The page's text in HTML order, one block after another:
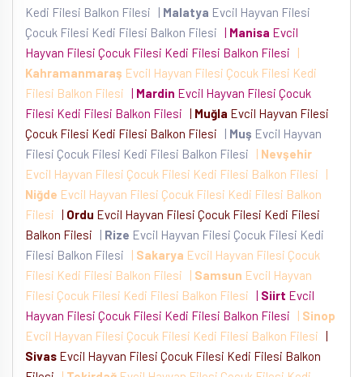
Kedi Filesi Balkon Filesi
| Malatya Evcil Hayvan Filesi
Çocuk Filesi Kedi Filesi Balkon Filesi | Manisa Evcil
Hayvan Filesi Çocuk Filesi Kedi Filesi Balkon Filesi
|
Kahramanmaraş Evcil Hayvan Filesi Çocuk Filesi Kedi
Filesi Balkon Filesi | Mardin Evcil Hayvan Filesi Çocuk
Filesi Kedi Filesi Balkon Filesi | Muğla Evcil Hayvan Filesi
Çocuk Filesi Kedi Filesi Balkon Filesi
| Muş Evcil Hayvan
Filesi Çocuk Filesi Kedi Filesi Balkon Filesi
| Nevşehir
Evcil Hayvan Filesi Çocuk Filesi Kedi Filesi Balkon Filesi
|
Niğde Evcil Hayvan Filesi Çocuk Filesi Kedi Filesi Balkon
Filesi | Ordu Evcil Hayvan Filesi Çocuk Filesi Kedi Filesi
Balkon Filesi
| Rize Evcil Hayvan Filesi Çocuk Filesi Kedi
Filesi Balkon Filesi
| Sakarya Evcil Hayvan Filesi Çocuk
Filesi Kedi Filesi Balkon Filesi
| Samsun Evcil Hayvan
Filesi Çocuk Filesi Kedi Filesi Balkon Filesi | Siirt Evcil
Hayvan Filesi Çocuk Filesi Kedi Filesi Balkon Filesi
| Sinop
Evcil Hayvan Filesi Çocuk Filesi Kedi Filesi Balkon Filesi |
Sivas Evcil Hayvan Filesi Çocuk Filesi Kedi Filesi Balkon